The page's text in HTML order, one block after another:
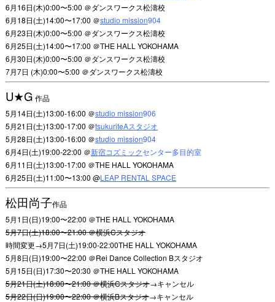
6月16日(木)0:00〜5:00 ＠ダンスワークス松濤校
6月18日(土)14:00〜17:00 ＠studio mission904
6月23日(木)0:00〜5:00 ＠ダンスワークス松濤校
6月25日(土)14:00〜17:00 ＠THE HALL YOKOHAMA
6月30日(木)0:00〜5:00 ＠ダンスワークス松濤校
7月7日 (木)0:00〜5:00 ＠ダンスワークス松濤校
U★G 作品
5月14日(土)13:00-16:00 ＠studio mission906
5月21日(土)13:00-17:00 ＠tsukuriteAスタジオ
5月28日(土)13:00-16:00 ＠studio mission904
6月4日(土)19:00-22:00 ＠新宿コズミックセンター多目的室
6月11日(土)13:00-17:00 ＠THE HALL YOKOHAMA
6月25日(土)11:00〜13:00 @LEAP RENTAL SPACE
松田尚子作品
5月1日(日)19:00〜22:00 ＠THE HALL YOKOHAMA
5月7日(土)18:00〜21:00 ＠横浜Cスタジオ
時間変更→5月7日(土)19:00-22:00THE HALL YOKOHAMA
5月8日(日)19:00〜22:00 ＠Rei Dance Collection Bスタジオ
5月15日(日)17:30〜20:30 ＠THE HALL YOKOHAMA
5月21日(土)18:00〜21:00 ＠横浜Cスタジオ→キャンセル
5月22日(日)19:00〜22:00 ＠横浜Bスタジオ→キャンセル